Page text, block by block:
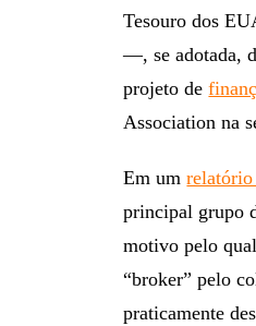
Tesouro dos
—, se adotada,
projeto de
Association na
Em umrelatório
principal grupo
motivo pelo
“broker” pelo
praticamente